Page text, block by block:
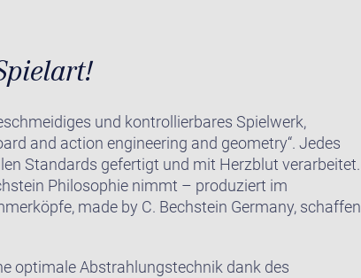
und kontrollierbares Spielwerk,
and action engineering and geometry“. Jedes
Standards gefertigt und mit Herzblut verarbeitet.
Philosophie nimmt – produziert im
made by C. Bechstein Germany, schaffen
optimale Abstrahlungstechnik dank des